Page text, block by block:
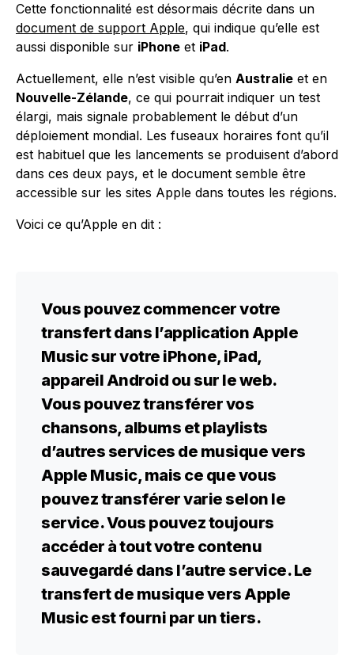
Cette fonctionnalité est désormais décrite dans un
document de support Apple, qui indique qu’elle est
aussi disponible sur iPhone et iPad.
Actuellement, elle n’est visible qu’en Australie et en
Nouvelle-Zélande, ce qui pourrait indiquer un test
élargi, mais signale probablement le début d’un
déploiement mondial. Les fuseaux horaires font qu’il
est habituel que les lancements se produisent d’abord
dans ces deux pays, et le document semble être
accessible sur les sites Apple dans toutes les régions.
Voici ce qu’Apple en dit :
Vous pouvez commencer votre
transfert dans l’application Apple
Music sur votre iPhone,iPad,
appareilAndroid ou sur le web.
Vous pouvez transférer vos
chansons, albums et playlists
d’autres services de musique vers
Apple Music, mais ce que vous
pouvez transférer varie selon le
service. Vous pouvez toujours
accéder à tout votre contenu
sauvegardé dans l’autre service. Le
transfert de musique vers Apple
Music est fourni par un tiers.